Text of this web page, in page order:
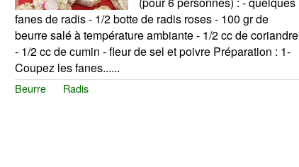
fanes de radis - 1/2 botte de radis roses - 100 gr de
beurre salé à température ambiante - 1/2 cc de coriandre
- 1/2 cc de cumin - fleur de sel et poivre Préparation : 1-
Coupez les fanes......
Beurre Radis